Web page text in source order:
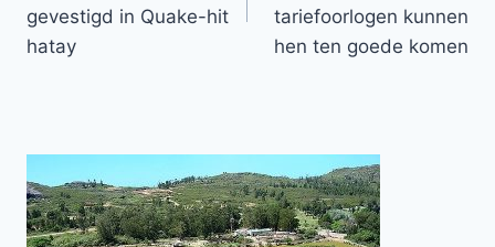
gevestigd in Quake-hit
hatay
tariefoorlogen kunnen
hen ten goede komen